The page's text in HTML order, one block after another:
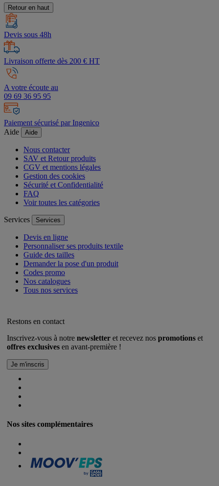
Retour en haut
Devis sous 48h
Livraison offerte dès 200 € HT
A votre écoute au
09 69 36 95 95
Paiement sécurisé par Ingenico
Aide
Aide
Nous contacter
SAV et Retour produits
CGV et mentions légales
Gestion des cookies
Sécurité et Confidentialité
FAQ
Voir toutes les catégories
Services Services
Devis en ligne
Personnaliser ses produits textile
Guide des tailles
Demander la pose d'un produit
Codes promo
Nos catalogues
Tous nos services
Restons en contact
Inscrivez-vous à notre newsletter et recevez nos promotions et
offres exclusives en avant-première !
Nos sites complémentaires